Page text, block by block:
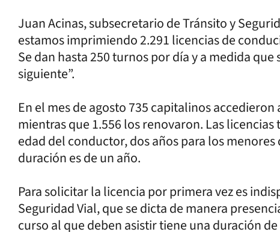
Juan Acinas, subsecretario de Tránsito y
estamos imprimiendo 2.291 licencias de
Se dan hasta 250 turnos por día y a medida
siguiente”.
En el mes de agosto 735 capitalinos
mientras que 1.556 los renovaron. Las
edad del conductor, dos años para los menores
duración es de un año.
Para solicitar la licencia por primera vez es
Seguridad Vial, que se dicta de manera
curso al que deben asistir tiene una duración